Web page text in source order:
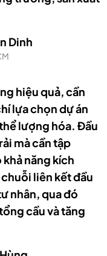
Dinh
hiệu quả, cần
lựa chọn dự án
lượng hóa. Đầu
mà cần tập
năng kích
liên kết đầu
nhân, qua đó
cầu và tăng